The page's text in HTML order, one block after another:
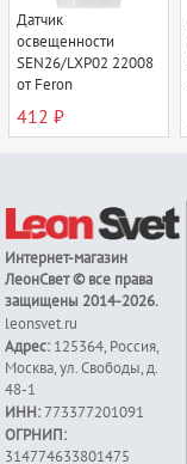
Датчик
освещенности
SEN26/LXР02 22008
от Feron
412 ₽
Интернет-магазин
ЛеонСвет© все права
защищены 2014-2026.
leonsvet.ru
Адрес: 125364,Россия,
Москва,ул. Свободы, д.
48-1
ИНН:773377201091
ОГРНИП:
314774633801475